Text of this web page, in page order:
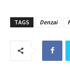
TAGS Denzai